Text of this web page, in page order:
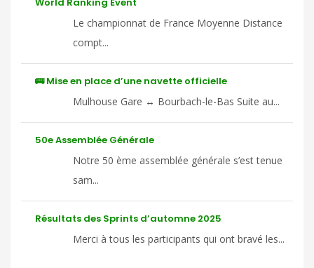
Le championnat de France Moyenne Distance
compt...
🚌 Mise en place d’une navette officielle
Mulhouse Gare ↔ Bourbach-le-Bas Suite au...
50e Assemblée Générale
Notre 50 ème assemblée générale s’est tenue
sam...
Résultats des Sprints d’automne 2025
Merci à tous les participants qui ont bravé les...